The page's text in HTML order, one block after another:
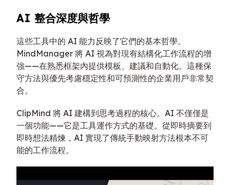
AI 整合深度與哲學
這些工具中的 AI 能力反映了它們的基本哲學。
MindManager 將 AI 視為對現有結構化工作流程的增
強——在熟悉框架內提供模板、建議和自動化。這種保
守方法與優先考慮穩定性和可預測性的企業用戶非常契
合。
ClipMind 將 AI 建構到思考過程的核心。AI 不僅僅是
一個功能——它是工具運作方式的基礎。從即時摘要到
即時想法精煉，AI 實現了傳統手動映射方法根本不可
能的工作流程。